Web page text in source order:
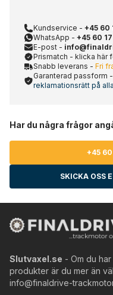
Kundservice - +45 60
WhatsApp - +45 60
E-post -
Prismatch - klicka här
Snabb leverans - Fri
Garanterad passform -
reklamationsrätt på
Har du några frågor
+45 60
SKICKA OSS
Slutvaxel.se - Om du
produkter är du mer än
info@finaldrive-